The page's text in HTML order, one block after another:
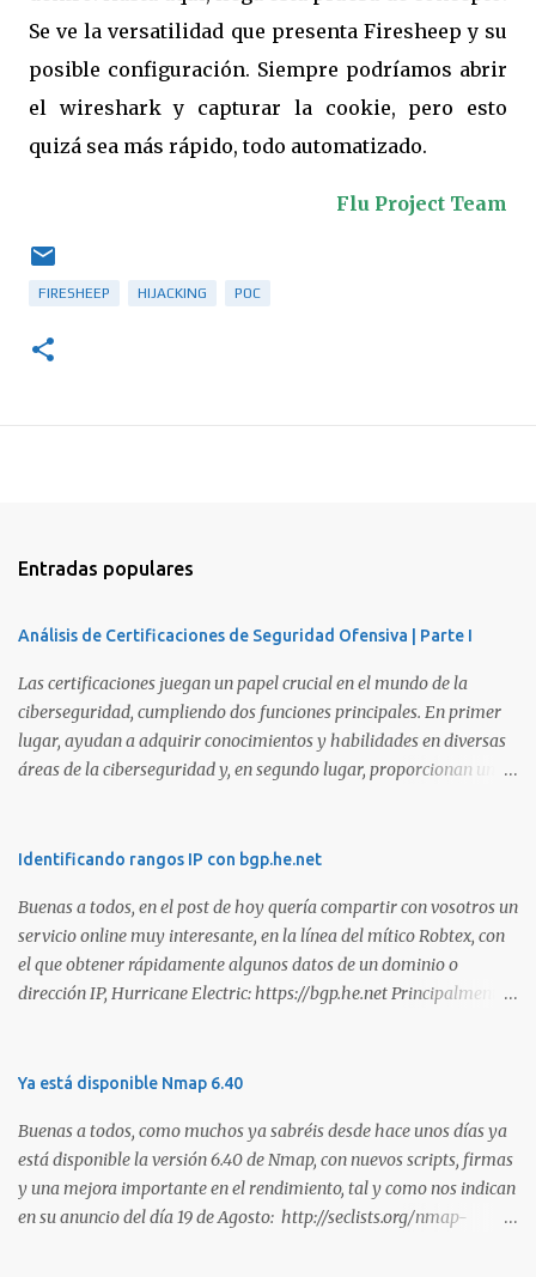
Se ve la versatilidad que presenta Firesheep y su
posible configuración. Siempre podríamos abrir
el wireshark y capturar la cookie, pero esto
quizá sea más rápido, todo automatizado.
Flu Project Team
FIRESHEEP HIJACKING POC
Entradas populares
Análisis de Certificaciones de Seguridad Ofensiva | Parte I
Las certificaciones juegan un papel crucial en el mundo de la
ciberseguridad, cumpliendo dos funciones principales. En primer
lugar, ayudan a adquirir conocimientos y habilidades en diversas
áreas de la ciberseguridad y, en segundo lugar, proporcionan una
certificaciones existentes hoy en día, elegir la adecuada puede
certificaciones que consideramos como opciones sólidas para
aquellos que desean especializarse en el área de la seguridad
ofensiva. Todas ellas son totalmente prácticas y su examen simula
un escenario real en el que se deben comprometer diversos activos,
La primera certificación de la lista es el eJPT (Junior Penetration
Identificando rangos IP con bgp.he.net
Buenas a todos, en el post de hoy quería compartir con vosotros un
servicio online muy interesante, en la línea del mítico Robtex, con
el que obtener rápidamente algunos datos de un dominio o
dirección IP, Hurricane Electric: https://bgp.he.net Principalmente
durante la estimación de un test de intrusión. A continuación os
interesante utilidad para tener en los marcadores de nuestro
navegador. Saludos!
Ya está disponible Nmap 6.40
Buenas a todos, como muchos ya sabréis desde hace unos días ya
está disponible la versión 6.40 de Nmap, con nuevos scripts, firmas
y una mejora importante en el rendimiento, tal y como nos indican
en su anuncio del día 19 de Agosto: http://seclists.org/nmap-